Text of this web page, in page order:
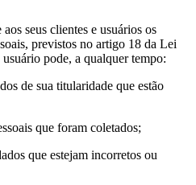
seus clientes e usuários os
previstos no artigo 18 da Lei
pode, a qualquer tempo:
de sua titularidade que estão
que foram coletados;
que estejam incorretos ou